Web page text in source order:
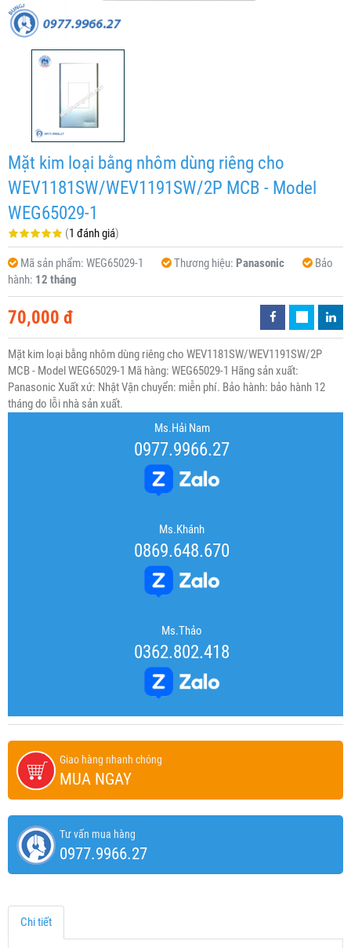
Mặt kim loại bằng nhôm dùng riêng cho
WEV1181SW/WEV1191SW/2P MCB - Model
WEG65029-1
(1 đánh giá)
Mã sản phẩm: WEG65029-1 Thương hiệu: Panasonic
Bảo
hành: 12 tháng
70,000 đ
Mặt kim loại bằng nhôm dùng riêng cho WEV1181SW/WEV1191SW/2P
MCB - Model WEG65029-1 Mã hàng: WEG65029-1 Hãng sản xuất:
Panasonic Xuất xứ: Nhật Vận chuyển: miễn phí. Bảo hành: bảo hành 12
tháng do lỗi nhà sản xuất.
Ms.Hải Nam
0977.9966.27
Ms.Khánh
0869.648.670
Ms.Thảo
0362.802.418
Giao hàng nhanh chóng
MUA NGAY
Tư vấn mua hàng
0977.9966.27
Chi tiết